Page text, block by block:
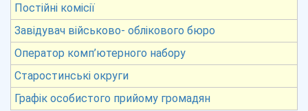
Постійні комісії
Завідувач військово- облікового бюро
Оператор комп’ютерного набору
Старостинські округи
Графік особистого прийому громадян